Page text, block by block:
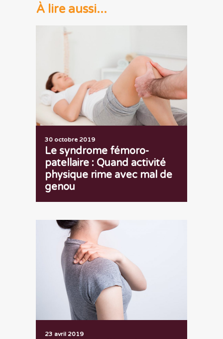
À lire aussi...
30 octobre 2019
Le syndrome fémoro-
patellaire : Quand activité
physique rime avec mal de
genou
23 avril 2019